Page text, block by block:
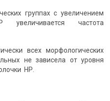
группах с увеличением
частота
всех морфологических
не зависела от уровня
НР.